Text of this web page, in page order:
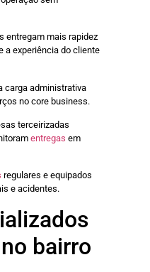
entregam mais rapidez
a experiência do cliente
carga administrativa
no core business.
terceirizadas
entregas em
regulares e equipados
e acidentes.
bairro